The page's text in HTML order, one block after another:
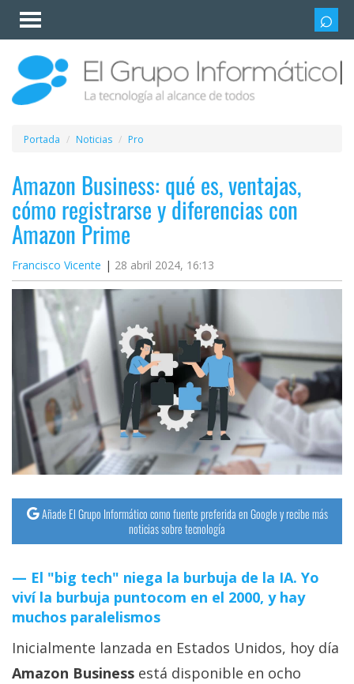
Invitado
Iniciar
sesión /
Registrarse
Esenciales
Móviles
Ofertas
Apps
Redes
sociales
Plataformas
streaming
Operadores
Trucos
y
Tutoriales
Ciberseguridad
Sistemas
operativos
Profesional
Portada Noticias Pro
Amazon Business: qué es, ventajas,
cómo registrarse y diferencias con
Amazon Prime
Francisco Vicente 28 abril 2024, 16:13
Añade El Grupo Informático como fuente preferida en Google y recibe más
noticias sobre tecnología
El "big tech" niega la burbuja de la IA. Yo
viví la burbuja puntocom en el 2000, y hay
muchos paralelismos
Inicialmente lanzada en Estados Unidos, hoy día
Amazon Business está disponible en ocho